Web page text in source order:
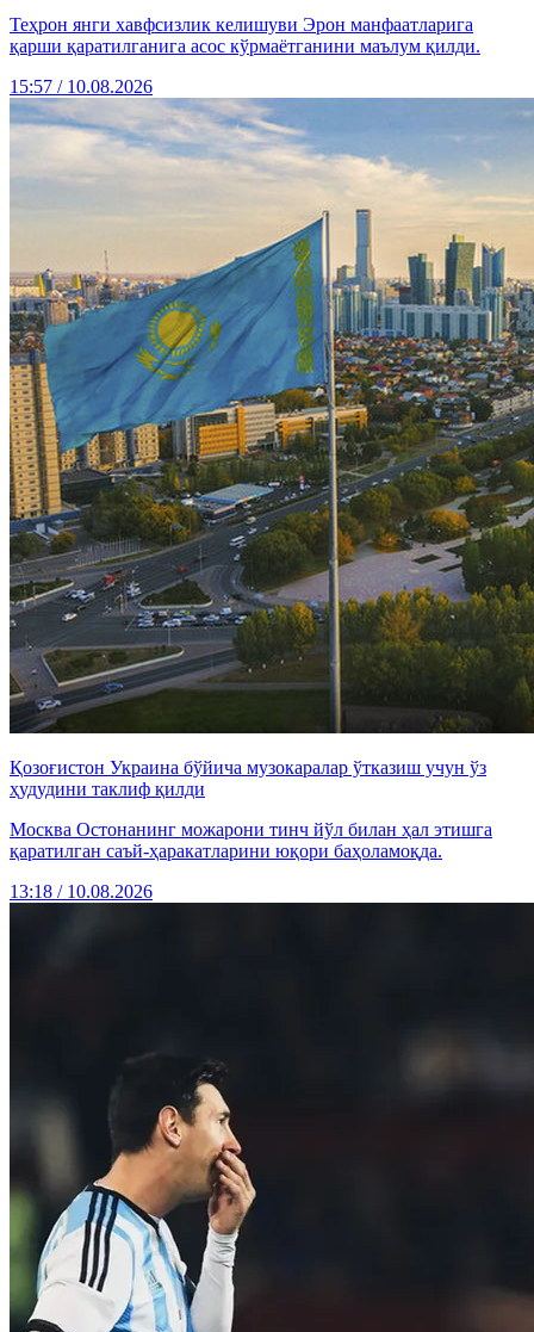
Теҳрон янги хавфсизлик келишуви Эрон манфаатларига
қарши қаратилганига асос кўрмаётганини маълум қилди.
15:57 / 10.08.2026
Қозоғистон Украина бўйича музокаралар ўтказиш учун ўз
ҳудудини таклиф қилди
Москва Остонанинг можарони тинч йўл билан ҳал этишга
қаратилган саъй-ҳаракатларини юқори баҳоламоқда.
13:18 / 10.08.2026